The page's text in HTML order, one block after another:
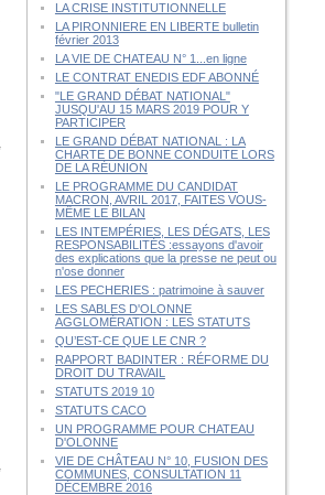
LA CRISE INSTITUTIONNELLE
LA PIRONNIERE EN LIBERTE bulletin
février 2013
LA VIE DE CHATEAU N° 1...en ligne
LE CONTRAT ENEDIS EDF ABONNÉ
"LE GRAND DÉBAT NATIONAL"
JUSQU'AU 15 MARS 2019 POUR Y
PARTICIPER
LE GRAND DÉBAT NATIONAL : LA
CHARTE DE BONNE CONDUITE LORS
DE LA RÉUNION
LE PROGRAMME DU CANDIDAT
MACRON, AVRIL 2017, FAITES VOUS-
MÊME LE BILAN
LES INTEMPÉRIES, LES DÉGATS, LES
RESPONSABILITÉS :essayons d'avoir
des explications que la presse ne peut ou
n'ose donner
LES PECHERIES : patrimoine à sauver
LES SABLES D'OLONNE
AGGLOMÉRATION : LES STATUTS
QU’EST-CE QUE LE CNR ?
RAPPORT BADINTER : RÉFORME DU
DROIT DU TRAVAIL
STATUTS 2019 10
STATUTS CACO
UN PROGRAMME POUR CHATEAU
D'OLONNE
VIE DE CHÂTEAU N° 10, FUSION DES
COMMUNES, CONSULTATION 11
DÉCEMBRE 2016